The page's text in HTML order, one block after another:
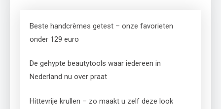
Beste handcrèmes getest – onze favorieten
onder 129 euro
De gehypte beautytools waar iedereen in
Nederland nu over praat
Hittevrije krullen – zo maakt u zelf deze look